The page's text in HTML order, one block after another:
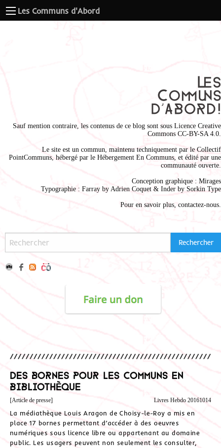
Les Communs d'Abord
Sauf mention contraire, les contenus de ce blog sont sous Licence Creative
Commons CC-BY-SA 4.0
Le site est un commun, maintenu techniquement par le Collectif
PointCommuns , hébergé par le Hébergement En Communs , et édité par une
communauté ouverte.
Conception graphique : Mirages
Typographie : Farray by Adrien Coquet & Inder by Sorkin Type
Pour en savoir plus, contactez-nous
Des bornes pour les Communs en
bibliothèque
[Article de presse] Livres Hebdo 20161014
La médiathèque Louis Aragon de Choisy-le-Roy a mis en
place 17 bornes permettant d’accéder à des oeuvres
numériques sous licence libre ou appartenant au domaine
public. Les usagers peuvent non seulement les consulter,